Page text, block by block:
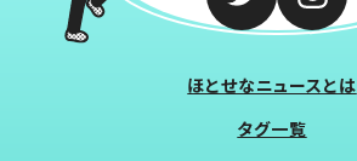
ほとせなニュースとは
タグ一覧